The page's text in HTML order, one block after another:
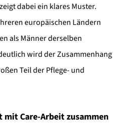
dabei ein klares Muster.
europäischen Ländern
als Männer derselben
wird der Zusammenhang
Teil der Pflege- und
Care-Arbeit zusammen